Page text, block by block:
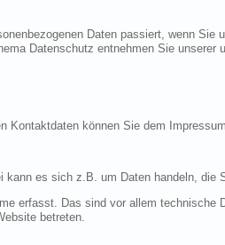
Daten passiert, wenn
Datenschutz entnehmen Sie unserer
Kontaktdaten können Sie dem
es sich z.B. um Daten handeln, die
erfasst. Das sind vor allem
betreten.